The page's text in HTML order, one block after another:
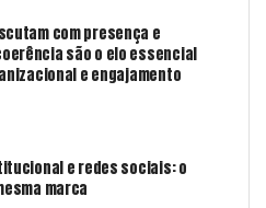
com presença e
são o elo essencial
e engajamento
e redes sociais: o
marca